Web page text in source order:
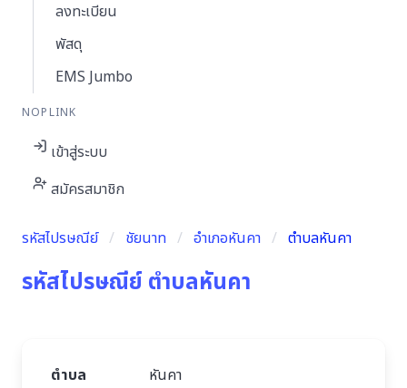
ลงทะเบียน
พัสดุ
EMS Jumbo
NOPLINK
เข้าสู่ระบบ
สมัครสมาชิก
รหัสไปรษณีย์ ชัยนาท อำเภอหันคา ตำบลหันคา
รหัสไปรษณีย์ ตำบลหันคา
ตำบล
หันคา